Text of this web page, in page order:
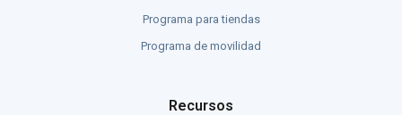
Programa para tiendas
Programa de movilidad
Recursos